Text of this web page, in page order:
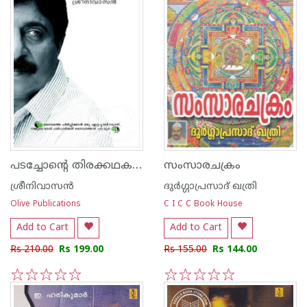
പടച്ചോന്‍റെ തിരക്കഥകള്‍
ശ്രീനിവാസന്‍
Olive Publications
Add to Cart
Rs 210.00 Rs 199.00
5
4
3
2
1
സംസാരചക്രം
ദുര്‍ഗ്ഗാപ്രസാദ് ഖത്രി
C I C C Book House
Add to Cart
Rs 155.00 Rs 144.00
5
4
3
2
1